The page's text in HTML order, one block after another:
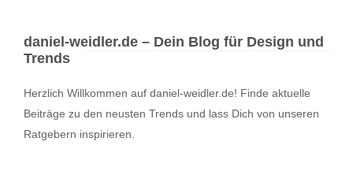
daniel-weidler.de – Dein Blog für Design und
Trends
Herzlich Willkommen auf daniel-weidler.de! Finde aktuelle
Beiträge zu den neusten Trends und lass Dich von unseren
Ratgebern inspirieren.